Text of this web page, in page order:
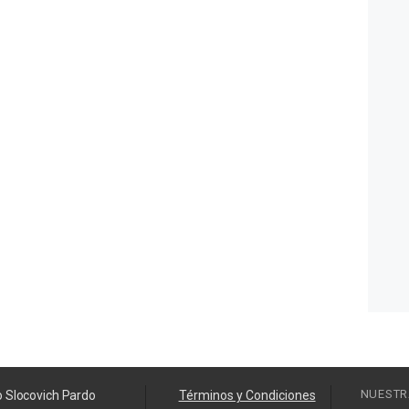
Slocovich Pardo Términos y Condiciones